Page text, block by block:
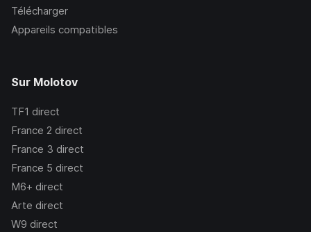
Télécharger
Appareils compatibles
Sur Molotov
TF1 direct
France 2 direct
France 3 direct
France 5 direct
M6+ direct
Arte direct
W9 direct